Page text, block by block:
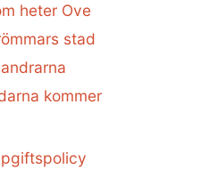
heter Ove
stad
kommer